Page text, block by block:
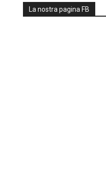
La nostra pagina FB